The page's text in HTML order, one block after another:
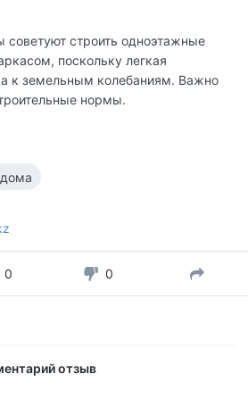
советуют строить одноэтажные
поскольку легкая
к земельным колебаниям. Важно
нормы.
0 0
отзыв